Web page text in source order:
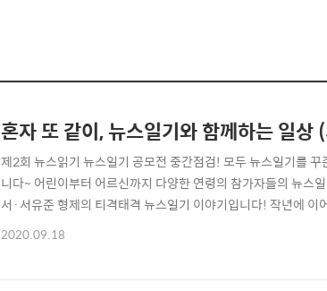
혼자 또 같이, 뉴스일기와 함께하는 일
제2회 뉴스읽기 뉴스일기 공모전 중간점검! 모두 뉴스일기를
니다~ 어린이부터 어르신까지 다양한 연령의 참가자들의 뉴스
서·서유준 형제의 티격태격 뉴스일기 이야기입니다! 작년에
도 꾸준히 도전하는 모습이 멋집니다! 하나의 뉴스 주제를 선정
2020.09.18